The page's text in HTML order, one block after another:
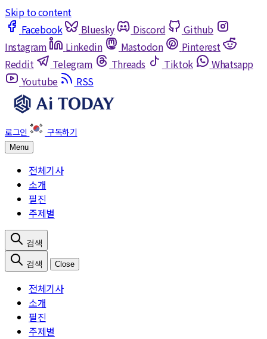
Skip to content
Facebook
Bluesky Discord
Github
Instagram
Linkedin Mastodon
Pinterest
Reddit
Telegram Threads Tiktok
Whatsapp
Youtube
RSS
Menu
전체기사
소개
필진
주제별
Close
전체기사
소개
필진
주제별